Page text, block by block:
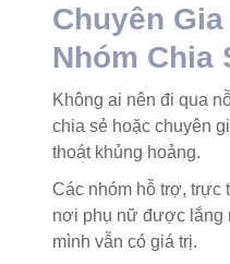
Chuyên
Nhóm Chia
Không ai nên đi qua
chia sẻ hoặc chuyên
thoát khủng hoảng.
Các nhóm hỗ trợ, trực
nơi phụ nữ được lắng
mình vẫn có giá trị.